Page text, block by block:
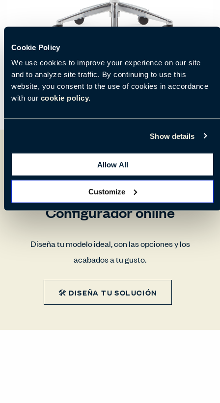
Cookie Policy
We use cookies to improve your experience on our site
and to analyze site traffic. By continuing to use this
website, you consent to the use of cookies in accordance
with our cookie policy.
Show details
Allow All
Customize
Configurador online
Diseña tu modelo ideal, con las opciones y los
acabados a tu gusto.
🛠 DISEÑA TU SOLUCIÓN